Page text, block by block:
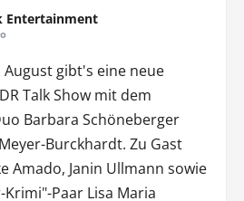
Entertainment
gibt's eine neue
Talk Showmit dem
Barbara Schöneberger
Burckhardt. Zu Gast
Amado, Janin Ullmann sowie
Paar Lisa Maria